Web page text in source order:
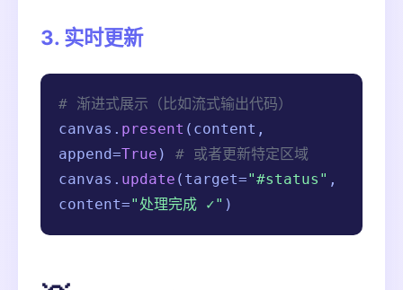
3. 实时更新
# 渐进式展示（比如流式输出代码）
canvas. present (content,
append=True ) # 或者更新特定区域
canvas. update (target="#status" ,
content="处理完成 ✓" )